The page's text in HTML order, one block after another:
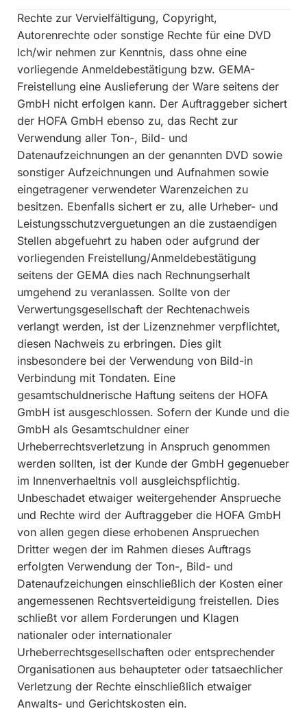
Rechte zur Vervielfältigung, Copyright,
Autorenrechte oder sonstige Rechte für eine DVD
Ich/wir nehmen zur Kenntnis, dass ohne eine
vorliegende Anmeldebestätigung bzw. GEMA-
Freistellung eine Auslieferung der Ware seitens der
GmbH nicht erfolgen kann. Der Auftraggeber sichert
der HOFA GmbH ebenso zu, das Recht zur
Verwendung aller Ton-, Bild- und
Datenaufzeichnungen an der genannten DVD sowie
sonstiger Aufzeichnungen und Aufnahmen sowie
eingetragener verwendeter Warenzeichen zu
besitzen. Ebenfalls sichert er zu, alle Urheber- und
Leistungsschutzverguetungen an die zustaendigen
Stellen abgefuehrt zu haben oder aufgrund der
vorliegenden Freistellung/Anmeldebestätigung
seitens der GEMA dies nach Rechnungserhalt
umgehend zu veranlassen. Sollte von der
Verwertungsgesellschaft der Rechtenachweis
verlangt werden, ist der Lizenznehmer verpflichtet,
diesen Nachweis zu erbringen. Dies gilt
insbesondere bei der Verwendung von Bild-in
Verbindung mit Tondaten. Eine
gesamtschuldnerische Haftung seitens der HOFA
GmbH ist ausgeschlossen. Sofern der Kunde und die
GmbH als Gesamtschuldner einer
Urheberrechtsverletzung in Anspruch genommen
werden sollten, ist der Kunde der GmbH gegenueber
im Innenverhaeltnis voll ausgleichspflichtig.
Unbeschadet etwaiger weitergehender Ansprueche
und Rechte wird der Auftraggeber die HOFA GmbH
von allen gegen diese erhobenen Anspruechen
Dritter wegen der im Rahmen dieses Auftrags
erfolgten Verwendung der Ton-, Bild- und
Datenaufzeichungen einschließlich der Kosten einer
angemessenen Rechtsverteidigung freistellen. Dies
schließt vor allem Forderungen und Klagen
nationaler oder internationaler
Urheberrechtsgesellschaften oder entsprechender
Organisationen aus behaupteter oder tatsaechlicher
Verletzung der Rechte einschließlich etwaiger
Anwalts- und Gerichtskosten ein.